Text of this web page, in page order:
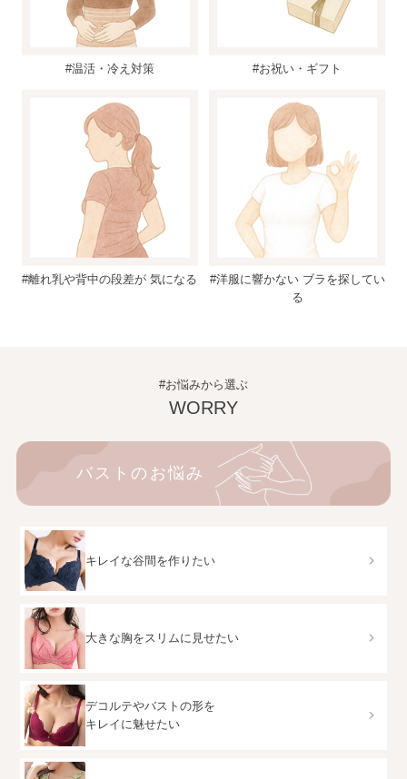
#温活・冷え対策 #お祝い・ギフト
#離れ乳や背中の段差が 気になる
#洋服に響かない ブラを探してい
る
#お悩みから選ぶ
WORRY
バストのお悩み
キレイな谷間を作りたい
大きな胸をスリムに見せたい
デコルテやバストの形を
キレイに魅せたい